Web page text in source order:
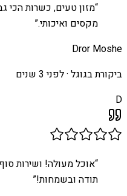
“מזון טעים, כשרות הכי
מקסים ואיכותי.”
Dror Moshe
ביקורת בגוגל ·לפני 3 שנים
D
“אוכל מעולה! ושירות
תודה ובשמחות!”